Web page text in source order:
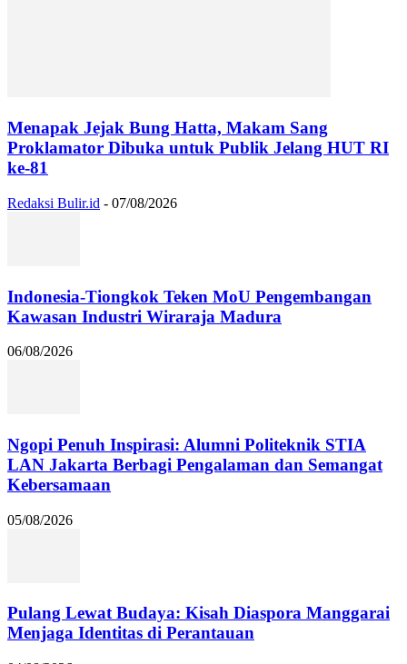
Menapak Jejak Bung Hatta, Makam Sang
Proklamator Dibuka untuk Publik Jelang HUT RI
ke-81
Redaksi Bulir.id - 07/08/2026
Indonesia-Tiongkok Teken MoU Pengembangan
Kawasan Industri Wiraraja Madura
06/08/2026
Ngopi Penuh Inspirasi: Alumni Politeknik STIA
LAN Jakarta Berbagi Pengalaman dan Semangat
Kebersamaan
05/08/2026
Pulang Lewat Budaya: Kisah Diaspora Manggarai
Menjaga Identitas di Perantauan